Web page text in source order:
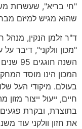
"חי בריא", שעשרות
שהוא מגיש למיזם
ד"ר זלמן הנקין, מנהל
"מכון וולקני", דיבר על
השנה חוגגים
המכון הינו מוסד
בעולם. מיקודי העל
חיים, ייעול ייצור
בתוצרת, ובקרת
את חזון וולקני עוד